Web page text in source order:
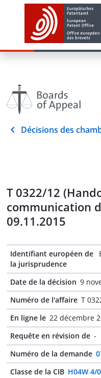
Décisions des
T 0322/12
communication
09.11.2015
Identifiant européen de
la jurisprudence
Date de la décision 9
Numéro de l'affaire T
En ligne le 22 décembre
Requête en révision de -
Numéro de la demande
Classe de la CIB H04W 4/